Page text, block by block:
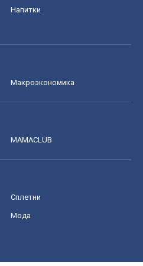
Напитки
Mакроэкономика
MAMACLUB
Сплетни
Мода